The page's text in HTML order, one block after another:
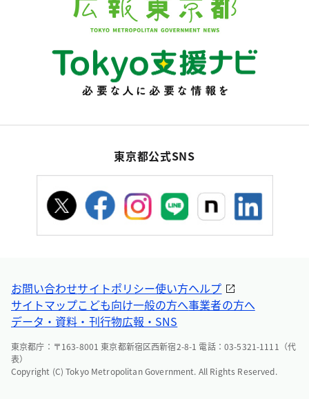
東京都公式SNS
お問い合わせサイトポリシー使い方ヘルプ
サイトマップこども向け一般の方へ事業者の方へ
データ・資料・刊行物広報・SNS
東京都庁：〒163-8001 東京都新宿区西新宿2-8-1 電話：03-5321-1111（代
表）
Copyright (C) Tokyo Metropolitan Government. All Rights Reserved.